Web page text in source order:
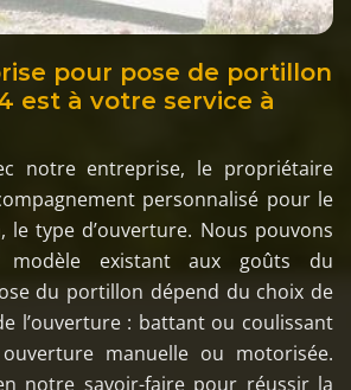
pour pose de portillon
est à votre service à
notre entreprise, le propriétaire
personnalisé pour le
type d’ouverture. Nous pouvons
modèle existant aux goûts du
du portillon dépend du choix de
l’ouverture : battant ou coulissant
manuelle ou motorisée.
notre savoir-faire pour réussir la